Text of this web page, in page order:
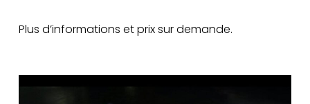
Plus d’informations et prix sur demande.